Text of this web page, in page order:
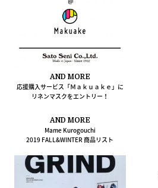
AND MORE
応援購入サービス「Ｍａｋｕａｋｅ」に
リネンマスクをエントリー！
AND MORE
Mame Kurogouchi
2019 FALL&WINTER 商品リスト